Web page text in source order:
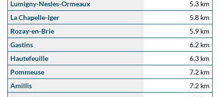
Lumigny-Nesles-Ormeaux
5.3 km
La Chapelle-Iger
5.8 km
Rozay-en-Brie
5.9 km
Gastins
6.2 km
Hautefeuille
6.3 km
Pommeuse
7.2 km
Amillis
7.2 km